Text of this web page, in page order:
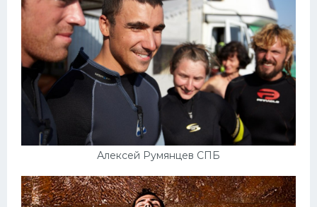
Алексей Румянцев СПБ